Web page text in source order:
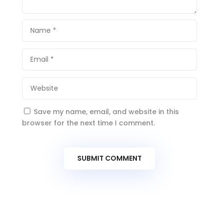
Save my name, email, and website in this
browser for the next time I comment.